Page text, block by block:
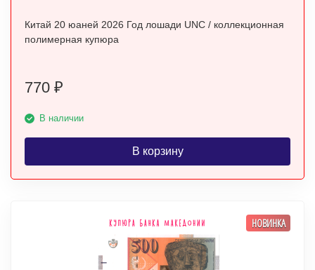
Китай 20 юаней 2026 Год лошади UNC / коллекционная
полимерная купюра
770 ₽
В наличии
В корзину
НОВИНКА